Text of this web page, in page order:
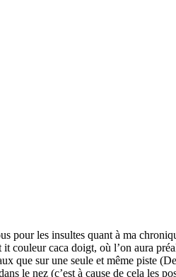
pour les insultes quant à ma
couleur caca doigt, où l’on aura
que sur une seule et même piste
le nez (c’est à cause de cela